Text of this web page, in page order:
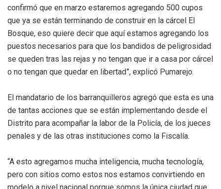
confirmó que en marzo estaremos agregando 500 cupos
que ya se están terminando de construir en la cárcel El
Bosque, eso quiere decir que aquí estamos agregando los
puestos necesarios para que los bandidos de peligrosidad
se queden tras las rejas y no tengan que ir a casa por cárcel
o no tengan que quedar en libertad”, explicó Pumarejo.
El mandatario de los barranquilleros agregó que esta es una
de tantas acciones que se están implementando desde el
Distrito para acompañar la labor de la Policía, de los jueces
penales y de las otras instituciones como la Fiscalía.
“A esto agregamos mucha inteligencia, mucha tecnología,
pero con sitios como estos nos estamos convirtiendo en